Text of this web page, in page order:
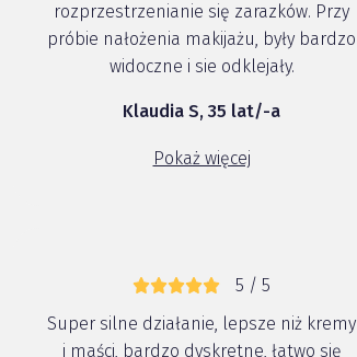
rozprzestrzenianie się zarazków. Przy
próbie nałożenia makijażu, były bardzo
widoczne i sie odklejały.
Klaudia S, 35 lat/-a
Pokaż więcej
5 / 5
Super silne działanie, lepsze niż kremy
i maści, bardzo dyskretne, łatwo się